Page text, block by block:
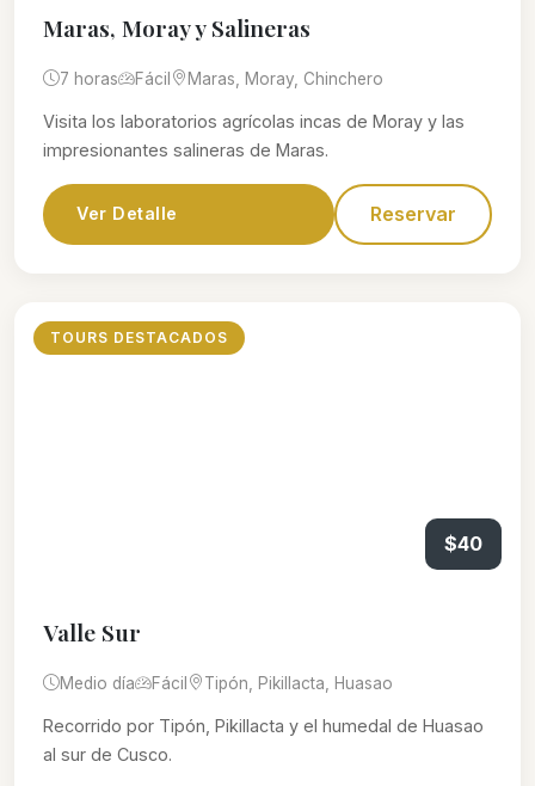
Maras, Moray y Salineras
7 horas Fácil Maras, Moray, Chinchero
Visita los laboratorios agrícolas incas de Moray y las
impresionantes salineras de Maras.
Ver Detalle Reservar
TOURS DESTACADOS
$40
Valle Sur
Medio día Fácil Tipón, Pikillacta, Huasao
Recorrido por Tipón, Pikillacta y el humedal de Huasao
al sur de Cusco.